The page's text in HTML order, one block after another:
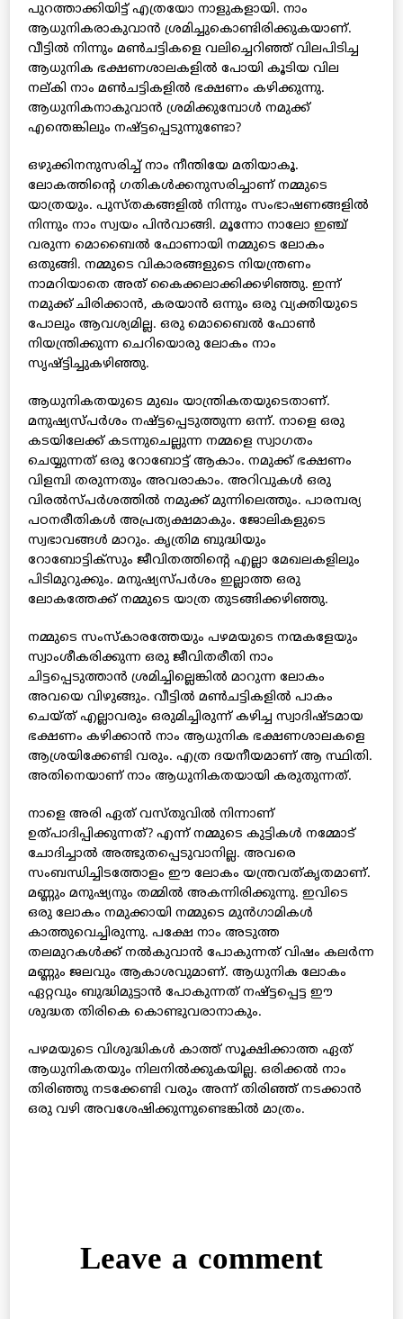
പുറത്താക്കിയിട്ട് എത്രയോ നാളുകളായി. നാം
ആധുനികരാകുവാന്‍ ശ്രമിച്ചുകൊണ്ടിരിക്കുകയാണ്.
വീട്ടില്‍ നിന്നും മണ്‍ചട്ടികളെ വലിച്ചെറിഞ്ഞ് വിലപിടിച്ച
ആധുനിക ഭക്ഷണശാലകളില്‍ പോയി കൂടിയ വില
നല്കി നാം മണ്‍ചട്ടികളില്‍ ഭക്ഷണം കഴിക്കുന്നു.
ആധുനികനാകുവാന്‍ ശ്രമിക്കുമ്പോള്‍ നമുക്ക്
എന്തെങ്കിലും നഷ്ട്ടപ്പെടുന്നുണ്ടോ?
ഒഴുക്കിനനുസരിച്ച് നാം നീന്തിയേ മതിയാകൂ.
ലോകത്തിന്റെ ഗതികള്‍ക്കനുസരിച്ചാണ് നമ്മുടെ
യാത്രയും. പുസ്തകങ്ങളില്‍ നിന്നും സംഭാഷണങ്ങളില്‍
നിന്നും നാം സ്വയം പിന്‍വാങ്ങി. മൂന്നോ നാലോ ഇഞ്ച്
വരുന്ന മൊബൈല്‍ ഫോണായി നമ്മുടെ ലോകം
ഒതുങ്ങി. നമ്മുടെ വികാരങ്ങളുടെ നിയന്ത്രണം
നാമറിയാതെ അത് കൈക്കലാക്കിക്കഴിഞ്ഞു. ഇന്ന്
നമുക്ക് ചിരിക്കാന്‍, കരയാന്‍ ഒന്നും ഒരു വ്യക്തിയുടെ
പോലും ആവശ്യമില്ല. ഒരു മൊബൈല്‍ ഫോണ്‍
നിയന്ത്രിക്കുന്ന ചെറിയൊരു ലോകം നാം
സൃഷ്ട്ടിച്ചുകഴിഞ്ഞു.
ആധുനികതയുടെ മുഖം യാന്ത്രികതയുടെതാണ്.
മനുഷ്യസ്പര്‍ശം നഷ്ട്ടപ്പെടുത്തുന്ന ഒന്ന്. നാളെ ഒരു
കടയിലേക്ക് കടന്നുചെല്ലുന്ന നമ്മളെ സ്വാഗതം
ചെയ്യുന്നത് ഒരു റോബോട്ട് ആകാം. നമുക്ക് ഭക്ഷണം
വിളമ്പി തരുന്നതും അവരാകാം. അറിവുകള്‍ ഒരു
വിരല്‍സ്പര്‍ശത്തില്‍ നമുക്ക് മുന്നിലെത്തും. പാരമ്പര്യ
പഠനരീതികള്‍ അപ്രത്യക്ഷമാകും. ജോലികളുടെ
സ്വഭാവങ്ങള്‍ മാറും. കൃത്രിമ ബുദ്ധിയും
റോബോട്ടിക്‌സും ജീവിതത്തിന്റെ എല്ലാ മേഖലകളിലും
പിടിമുറുക്കും. മനുഷ്യസ്പര്‍ശം ഇല്ലാത്ത ഒരു
ലോകത്തേക്ക് നമ്മുടെ യാത്ര തുടങ്ങിക്കഴിഞ്ഞു.
നമ്മുടെ സംസ്‌കാരത്തേയും പഴമയുടെ നന്മകളേയും
സ്വാംശീകരിക്കുന്ന ഒരു ജീവിതരീതി നാം
ചിട്ടപ്പെടുത്താന്‍ ശ്രമിച്ചില്ലെങ്കില്‍ മാറുന്ന ലോകം
അവയെ വിഴുങ്ങും. വീട്ടില്‍ മണ്‍ചട്ടികളില്‍ പാകം
ചെയ്ത് എല്ലാവരും ഒരുമിച്ചിരുന്ന് കഴിച്ച സ്വാദിഷ്ടമായ
ഭക്ഷണം കഴിക്കാന്‍ നാം ആധുനിക ഭക്ഷണശാലകളെ
ആശ്രയിക്കേണ്ടി വരും. എത്ര ദയനീയമാണ് ആ സ്ഥിതി.
അതിനെയാണ് നാം ആധുനികതയായി കരുതുന്നത്.
നാളെ അരി ഏത് വസ്തുവില്‍ നിന്നാണ്
ഉത്പാദിപ്പിക്കുന്നത്? എന്ന് നമ്മുടെ കുട്ടികള്‍ നമ്മോട്
ചോദിച്ചാല്‍ അത്ഭുതപ്പെടുവാനില്ല. അവരെ
സംബന്ധിച്ചിടത്തോളം ഈ ലോകം യന്ത്രവത്കൃതമാണ്.
മണ്ണും മനുഷ്യനും തമ്മില്‍ അകന്നിരിക്കുന്നു. ഇവിടെ
ഒരു ലോകം നമുക്കായി നമ്മുടെ മുന്‍ഗാമികള്‍
കാത്തുവെച്ചിരുന്നു. പക്ഷേ നാം അടുത്ത
തലമുറകള്‍ക്ക് നല്‍കുവാന്‍ പോകുന്നത് വിഷം കലര്‍ന്ന
മണ്ണും ജലവും ആകാശവുമാണ്. ആധുനിക ലോകം
ഏറ്റവും ബുദ്ധിമുട്ടാന്‍ പോകുന്നത് നഷ്ട്ടപ്പെട്ട ഈ
ശുദ്ധത തിരികെ കൊണ്ടുവരാനാകും.
പഴമയുടെ വിശുദ്ധികള്‍ കാത്ത് സൂക്ഷിക്കാത്ത ഏത്
ആധുനികതയും നിലനില്‍ക്കുകയില്ല. ഒരിക്കല്‍ നാം
തിരിഞ്ഞു നടക്കേണ്ടി വരും അന്ന് തിരിഞ്ഞ് നടക്കാന്‍
ഒരു വഴി അവശേഷിക്കുന്നുണ്ടെങ്കില്‍ മാത്രം.
Leave a comment